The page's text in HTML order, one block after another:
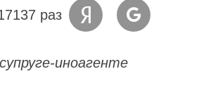
раз
иноагенте